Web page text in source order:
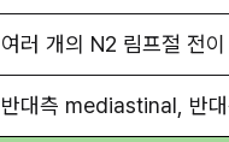
여러 개의 N2 림프절 전이
반대측 mediastinal, 반